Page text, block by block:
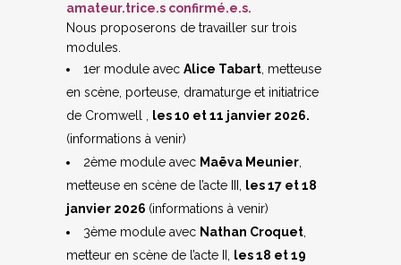
amateur.trice.s confirmé.e.s.
Nous proposerons de travailler sur trois
modules.
1er module avec Alice Tabart metteuse
en scène, porteuse, dramaturge et initiatrice
de Cromwell ,
les 10 et 11 janvier 2026.
(informations à venir)
2ème module avec Maëva Meunier
metteuse en scène de l’acte III,
les 17 et 18
janvier 2026 (informations à venir)
3ème module avec Nathan Croquet
metteur en scène de l’acte II,
les 18 et 19